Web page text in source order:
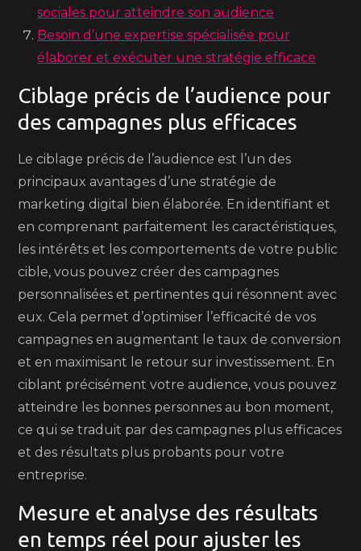
sociales pour atteindre son audience
Besoin d’une expertise spécialisée pour
élaborer et exécuter une stratégie efficace
Ciblage précis de l’audience pour
des campagnes plus efficaces
Le ciblage précis de l’audience est l’un des
principaux avantages d’une stratégie de
marketing digital bien élaborée. En identifiant et
en comprenant parfaitement les caractéristiques,
les intérêts et les comportements de votre public
cible, vous pouvez créer des campagnes
personnalisées et pertinentes qui résonnent avec
eux. Cela permet d’optimiser l’efficacité de vos
campagnes en augmentant le taux de conversion
et en maximisant le retour sur investissement. En
ciblant précisément votre audience, vous pouvez
atteindre les bonnes personnes au bon moment,
ce qui se traduit par des campagnes plus efficaces
et des résultats plus probants pour votre
entreprise.
Mesure et analyse des résultats
en temps réel pour ajuster les